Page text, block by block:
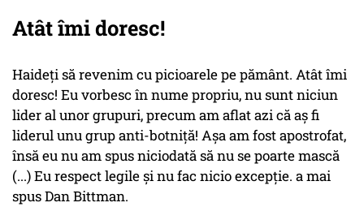
Atât îmi doresc!
Haideți să revenim cu picioarele pe pământ. Atât îmi
doresc! Eu vorbesc în nume propriu, nu sunt niciun
lider al unor grupuri, precum am aflat azi că aș fi
liderul unu grup anti-botniță! Așa am fost apostrofat,
însă eu nu am spus niciodată să nu se poarte mască
(...) Eu respect legile și nu fac nicio excepție. a mai
spus Dan Bittman.